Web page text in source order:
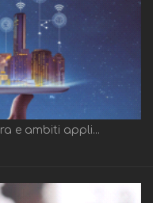
e ambiti appli...